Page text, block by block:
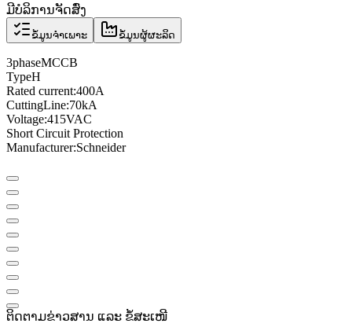
ມີບໍລິການຈັດສົ່ງ
ຂໍ້ມູນຈຳເພາະ ຂໍ້ມູນຜູ້ຜະລິດ
3phaseMCCB
TypeH
Rated current:400A
CuttingLine:70kA
Voltage:415VAC
Short Circuit Protection
Manufacturer:Schneider
ຕິດຕາມຂ່າວສານ ແລະ ຂໍ້ສະເໜີ